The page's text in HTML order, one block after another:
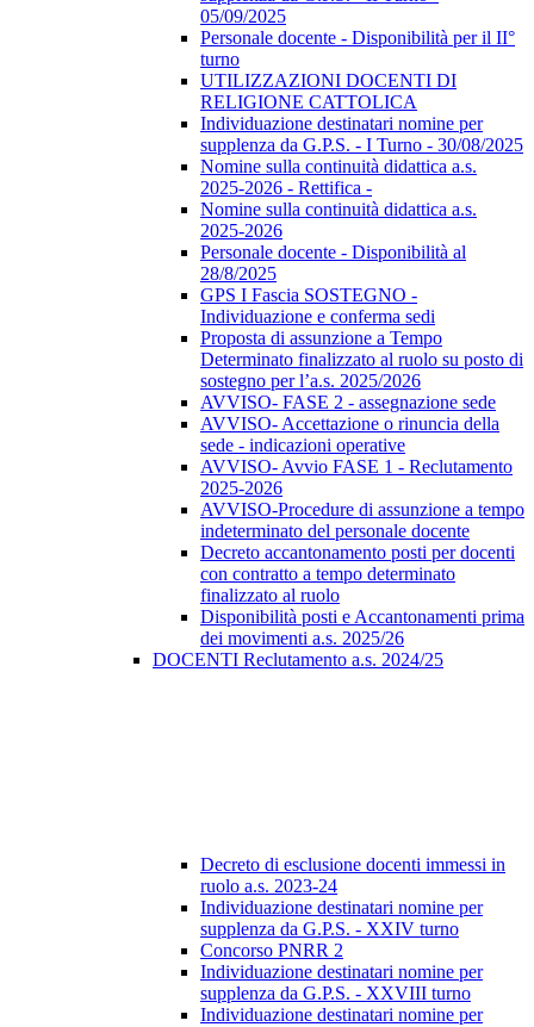
05/09/2025
Personale docente - Disponibilità per il II°
turno
UTILIZZAZIONI DOCENTI DI
RELIGIONE CATTOLICA
Individuazione destinatari nomine per
supplenza da G.P.S. - I Turno - 30/08/2025
Nomine sulla continuità didattica a.s.
2025-2026 - Rettifica -
Nomine sulla continuità didattica a.s.
2025-2026
Personale docente - Disponibilità al
28/8/2025
GPS I Fascia SOSTEGNO -
Individuazione e conferma sedi
Proposta di assunzione a Tempo
Determinato finalizzato al ruolo su posto di
sostegno per l’a.s. 2025/2026
AVVISO- FASE 2 - assegnazione sede
AVVISO- Accettazione o rinuncia della
sede - indicazioni operative
AVVISO- Avvio FASE 1 - Reclutamento
2025-2026
AVVISO-Procedure di assunzione a tempo
indeterminato del personale docente
Decreto accantonamento posti per docenti
con contratto a tempo determinato
finalizzato al ruolo
Disponibilità posti e Accantonamenti prima
dei movimenti a.s. 2025/26
DOCENTI Reclutamento a.s. 2024/25
Decreto di esclusione docenti immessi in
ruolo a.s. 2023-24
Individuazione destinatari nomine per
supplenza da G.P.S. - XXIV turno
Concorso PNRR 2
Individuazione destinatari nomine per
supplenza da G.P.S. - XXVIII turno
Individuazione destinatari nomine per